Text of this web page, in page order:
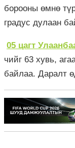
борооны өмнө
градус дулаан
05 цагт
чийг 63 хувь,
байлаа. Даралт